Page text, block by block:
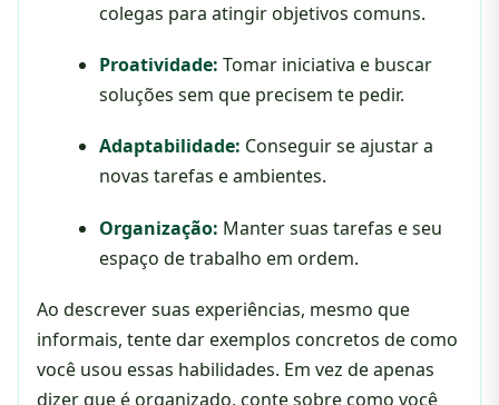
colegas para atingir objetivos comuns.
Proatividade: Tomar iniciativa e buscar
soluções sem que precisem te pedir.
Adaptabilidade: Conseguir se ajustar a
novas tarefas e ambientes.
Organização: Manter suas tarefas e seu
espaço de trabalho em ordem.
Ao descrever suas experiências, mesmo que
informais, tente dar exemplos concretos de como
você usou essas habilidades. Em vez de apenas
dizer que é organizado, conte sobre como você